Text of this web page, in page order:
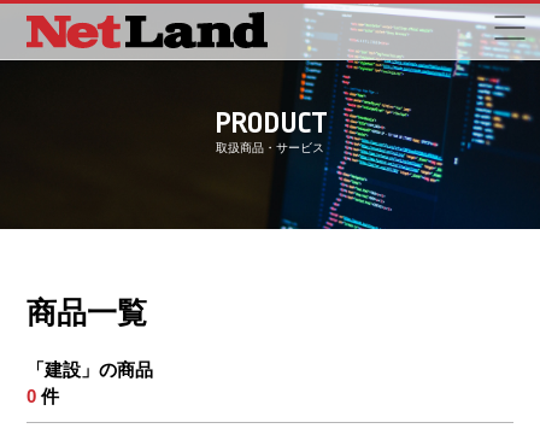
PRODUCT
取扱商品・サービス
商品一覧
「建設」の商品
0 件